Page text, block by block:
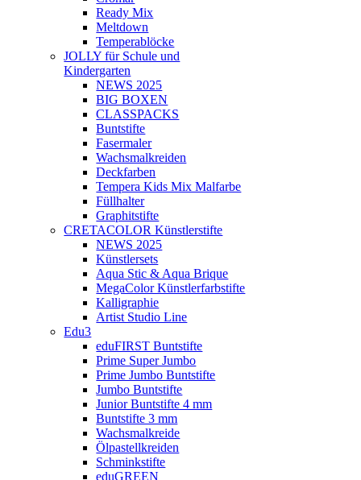
Ready Mix
Meltdown
Temperablöcke
JOLLY für Schule und
Kindergarten
NEWS 2025
BIG BOXEN
CLASSPACKS
Buntstifte
Fasermaler
Wachsmalkreiden
Deckfarben
Tempera Kids Mix Malfarbe
Füllhalter
Graphitstifte
CRETACOLOR Künstlerstifte
NEWS 2025
Künstlersets
Aqua Stic & Aqua Brique
MegaColor Künstlerfarbstifte
Kalligraphie
Artist Studio Line
Edu3
eduFIRST Buntstifte
Prime Super Jumbo
Prime Jumbo Buntstifte
Jumbo Buntstifte
Junior Buntstifte 4 mm
Buntstifte 3 mm
Wachsmalkreide
Ölpastellkreiden
Schminkstifte
eduGREEN